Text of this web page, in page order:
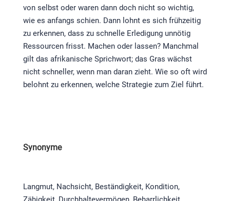
von selbst oder waren dann doch nicht so wichtig,
wie es anfangs schien. Dann lohnt es sich frühzeitig
zu erkennen, dass zu schnelle Erledigung unnötig
Ressourcen frisst. Machen oder lassen? Manchmal
gilt das afrikanische Sprichwort; das Gras wächst
nicht schneller, wenn man daran zieht. Wie so oft wird
belohnt zu erkennen, welche Strategie zum Ziel führt.
Synonyme
Langmut, Nachsicht, Beständigkeit, Kondition,